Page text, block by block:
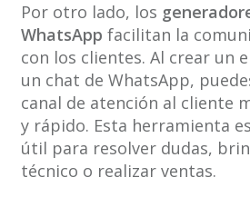
Por otro lado, los
WhatsApp facilitan la
con los clientes. Al crear un
un chat de WhatsApp,
canal de atención al cliente
y rápido. Esta herramienta
útil para resolver dudas,
técnico o realizar ventas.